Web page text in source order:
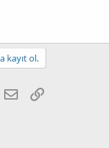
kayıt ol.
WhatsApp
E-posta